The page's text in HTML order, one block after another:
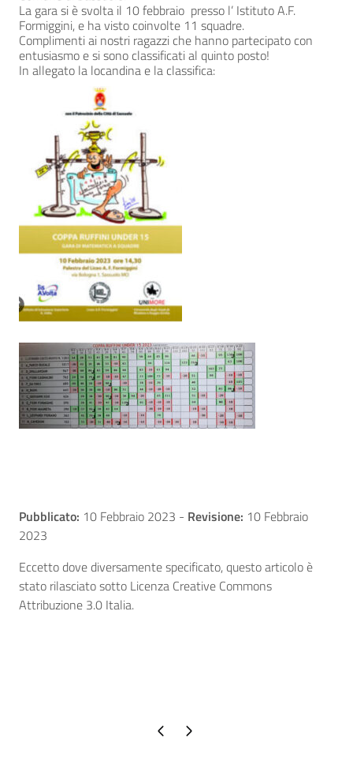
La gara si è svolta il 10 febbraio presso l’ Istituto A.F.
Formiggini, e ha visto coinvolte 11 squadre.
Complimenti ai nostri ragazzi che hanno partecipato con
entusiasmo e si sono classificati al quinto posto!
In allegato la locandina e la classifica:
Pubblicato: 10 Febbraio 2023 - Revisione: 10 Febbraio
2023
Eccetto dove diversamente specificato, questo articolo è
stato rilasciato sotto Licenza Creative Commons
Attribuzione 3.0 Italia.
Pagina precedente
Pagina successiva